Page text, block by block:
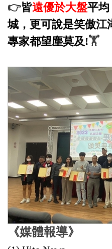
👉皆遠優於大盤平
城，更可說是笑傲江
專家都望塵莫及!🏋️
《媒體報導》